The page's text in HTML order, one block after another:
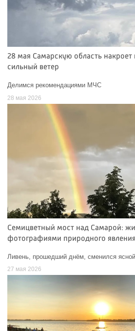
28 мая Самарскую область накроет
сильный ветер
Делимся рекомендациями МЧС
28 мая 2026
Семицветный мост над Самарой:
фотографиями природного явления
Ливень, прошедший днём, сменился
27 мая 2026